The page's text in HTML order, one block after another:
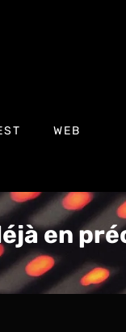
WEB
en